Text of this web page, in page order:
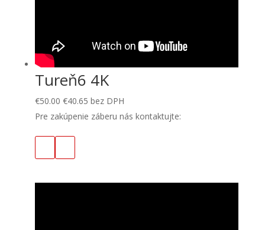
Tureň6 4K
€50.00 €40.65 bez DPH
Pre zakúpenie záberu nás kontaktujte: